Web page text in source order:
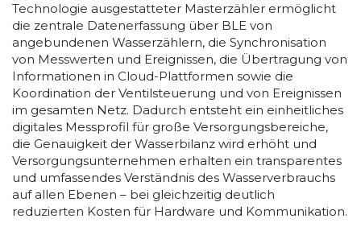
Technologie ausgestatteter Masterzähler ermöglicht
die zentrale Datenerfassung über BLE von
angebundenen Wasserzählern, die Synchronisation
von Messwerten und Ereignissen, die Übertragung von
Informationen in Cloud-Plattformen sowie die
Koordination der Ventilsteuerung und von Ereignissen
im gesamten Netz. Dadurch entsteht ein einheitliches
digitales Messprofil für große Versorgungsbereiche,
die Genauigkeit der Wasserbilanz wird erhöht und
Versorgungsunternehmen erhalten ein transparentes
und umfassendes Verständnis des Wasserverbrauchs
auf allen Ebenen – bei gleichzeitig deutlich
reduzierten Kosten für Hardware und Kommunikation.